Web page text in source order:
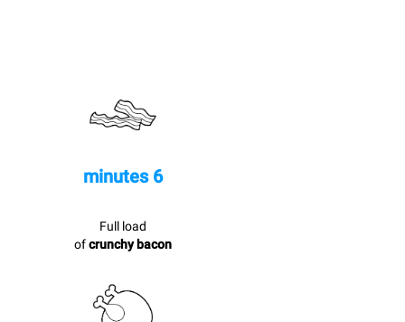
6 minutes
Full load
ofcrunchy bacon